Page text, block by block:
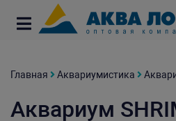
Главная Аквариумистика
Аквариум